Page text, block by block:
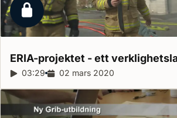
Låst reportage
ERIA-projektet - ett
Reportagelängd:
03:29 Releasedatum:
02 mars 2020